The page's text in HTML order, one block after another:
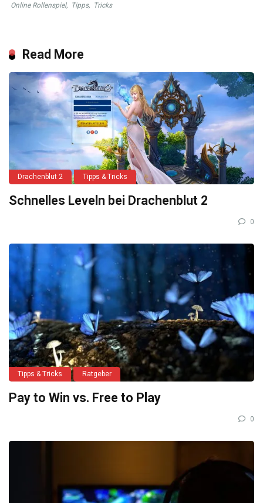
Online Rollenspiel, Tipps, Tricks
Read More
Drachenblut 2 Tipps & Tricks
Schnelles Leveln bei Drachenblut 2
0
Tipps & Tricks Ratgeber
Pay to Win vs. Free to Play
0